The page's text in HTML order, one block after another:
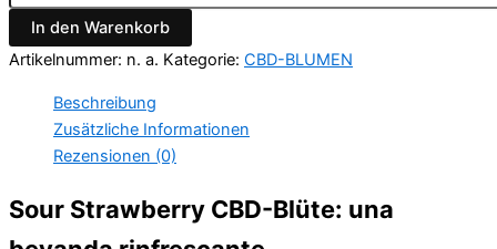
In den Warenkorb
Artikelnummer: n. a. Kategorie: CBD-BLUMEN
Beschreibung
Zusätzliche Informationen
Rezensionen (0)
Sour Strawberry CBD-Blüte: una